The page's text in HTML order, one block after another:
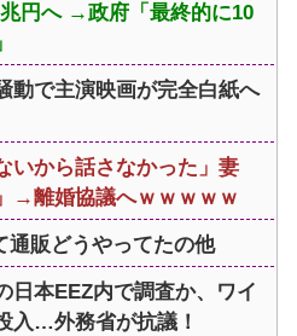
円へ →政府「最終的に10
動で主演映画が完全白紙へ
いから話さなかった」妻
→離婚協議へｗｗｗｗｗ
通販どうやってたの他
日本EEZ内で調査か、ワイ
入…外務省が抗議！